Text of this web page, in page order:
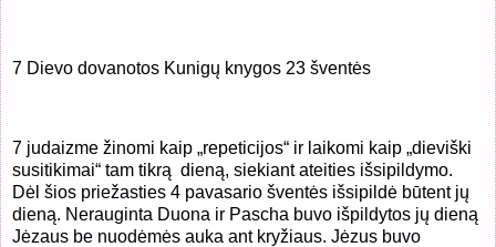
7 Dievo dovanotos Kunigų knygos 23 šventės
7 judaizme žinomi kaip „repeticijos“ ir laikomi kaip „dieviški
susitikimai“ tam tikrą dieną, siekiant ateities išsipildymo.
Dėl šios priežasties 4 pavasario šventės išsipildė būtent jų
dieną. Nerauginta Duona ir Pascha buvo išpildytos jų dieną
Jėzaus be nuodėmės auka ant kryžiaus. Jėzus buvo